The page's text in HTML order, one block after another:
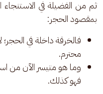
ثم من الفضيلة في الاستنجاء
بمقصود الحجر:
فالخرقة داخلة في
محترم.
وما هو متيسر الآن من
فهو كذلك.